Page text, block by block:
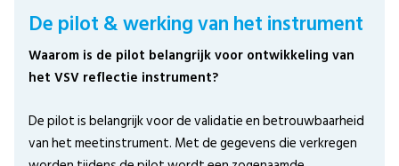
De pilot & werking van het instrument
Waarom is de pilot belangrijk voor ontwikkeling van
het VSV reflectie instrument?
De pilot is belangrijk voor de validatie en betrouwbaarheid
van het meetinstrument. Met de gegevens die verkregen